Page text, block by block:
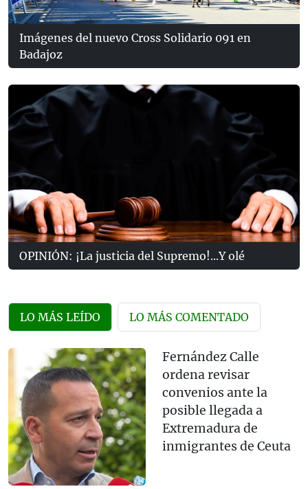
Imágenes del nuevo Cross Solidario 091 en
Badajoz
OPINIÓN: ¡La justicia del Supremo!...Y olé
LO MÁS LEÍDO LO MÁS COMENTADO
Fernández Calle
ordena revisar
convenios ante la
posible llegada a
Extremadura de
inmigrantes de Ceuta